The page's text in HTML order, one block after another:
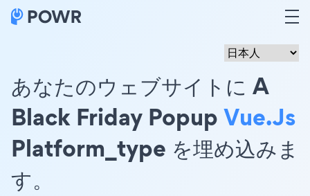
あなたのウェブサイトに A
Black Friday PopupVue.js
Platform_type を埋め込みま
す。